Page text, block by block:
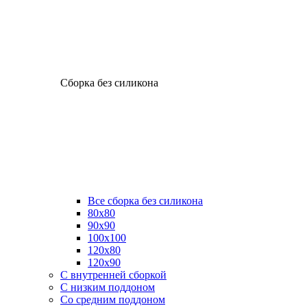
Сборка без силикона
Все сборка без силикона
80х80
90х90
100х100
120х80
120х90
С внутренней сборкой
C низким поддоном
Со средним поддоном